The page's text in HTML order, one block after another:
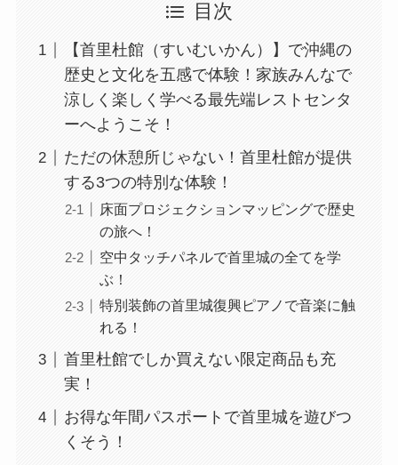
目次
【首里杜館（すいむいかん）】で沖縄の
歴史と文化を五感で体験！家族みんなで
涼しく楽しく学べる最先端レストセンタ
ーへようこそ！
ただの休憩所じゃない！首里杜館が提供
する3つの特別な体験！
床面プロジェクションマッピングで歴史
の旅へ！
空中タッチパネルで首里城の全てを学
ぶ！
特別装飾の首里城復興ピアノで音楽に触
れる！
首里杜館でしか買えない限定商品も充
実！
お得な年間パスポートで首里城を遊びつ
くそう！